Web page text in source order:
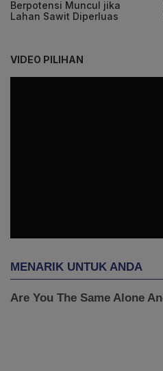
Berpotensi Muncul jika
Lahan Sawit Diperluas
VIDEO PILIHAN